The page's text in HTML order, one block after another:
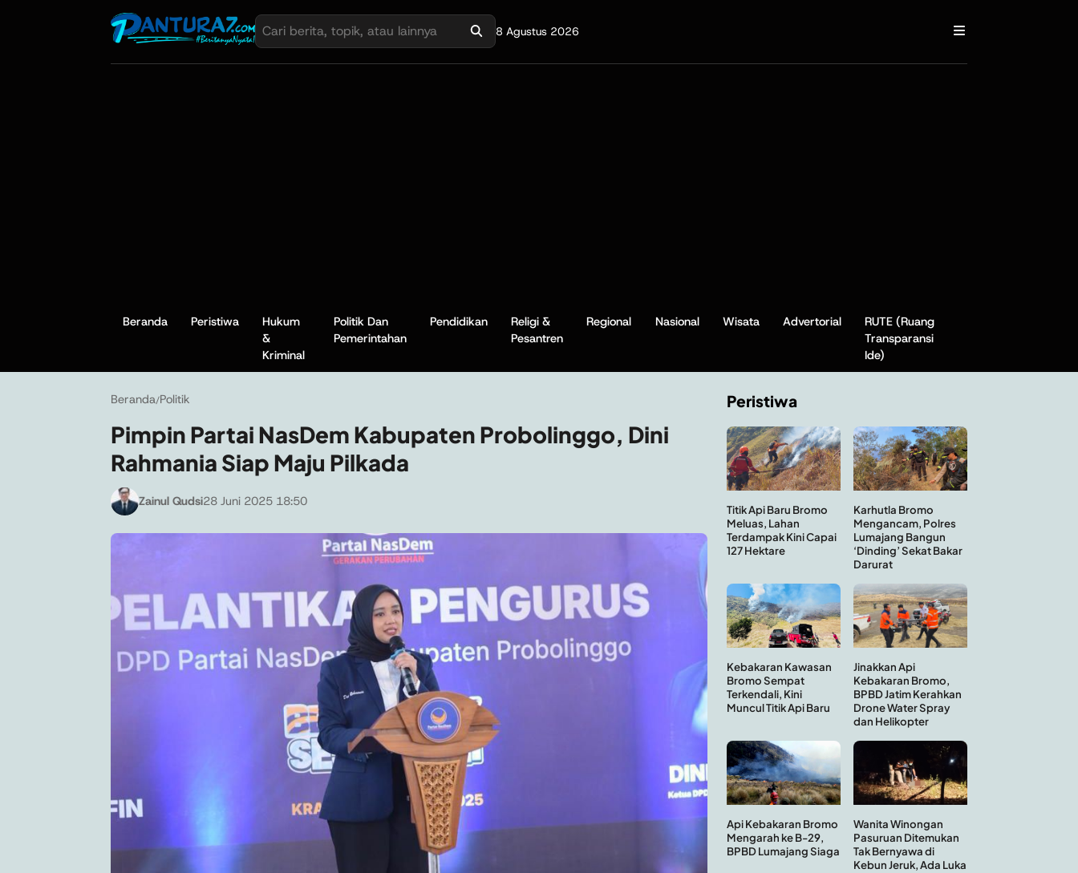
8 Agustus 2026
Beranda Peristiwa
Hukum
&
Kriminal
Politik Dan
Pemerintahan
Pendidikan
Religi &
Pesantren
Regional Nasional Wisata Advertorial
RUTE (Ruang
Transparansi
Ide)
Beranda/Politik
Pimpin Partai NasDem Kabupaten Probolinggo, Dini
Rahmania Siap Maju Pilkada
Zainul Qudsi28 Juni 2025 18:50
Peristiwa
Titik Api Baru Bromo
Meluas, Lahan
Terdampak Kini Capai
127 Hektare
Karhutla Bromo
Mengancam, Polres
Lumajang Bangun
‘Dinding’ Sekat Bakar
Darurat
Kebakaran Kawasan
Bromo Sempat
Terkendali, Kini
Muncul Titik Api Baru
Jinakkan Api
Kebakaran Bromo,
BPBD Jatim Kerahkan
Drone Water Spray
dan Helikopter
Api Kebakaran Bromo
Mengarah ke B-29,
BPBD Lumajang Siaga
Wanita Winongan
Pasuruan Ditemukan
Tak Bernyawa di
Kebun Jeruk, Ada Luka